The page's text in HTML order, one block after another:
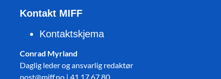
Kontakt MIFF
Kontaktskjema
Conrad Myrland
Daglig leder og ansvarlig redaktør
post@miff.no | 41 17 67 80